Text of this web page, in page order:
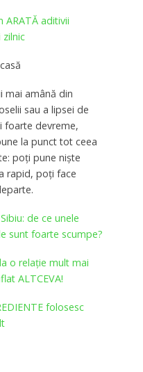
ARATĂ aditivii
mai amână din
sau a lipsei de
foarte devreme,
la punct tot ceea
poţi pune nişte
rapid, poţi face
de ce unele
sunt foarte scumpe?
o relație mult mai
ALTCEVA!
folosesc